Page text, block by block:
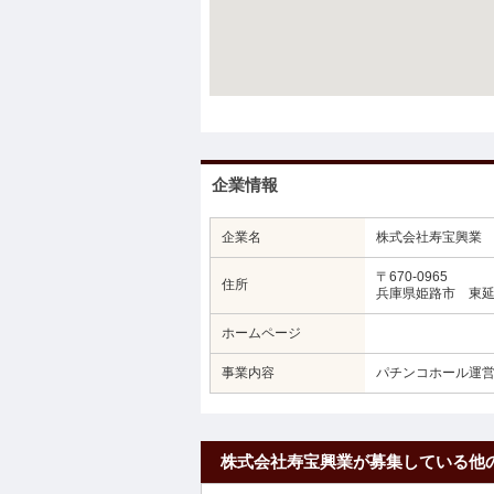
企業情報
企業名 株式会社寿宝興業
住所
〒670-0965
兵庫県姫路市 東
ホームページ
事業内容 パチンコホール運営
株式会社寿宝興業が募集している他